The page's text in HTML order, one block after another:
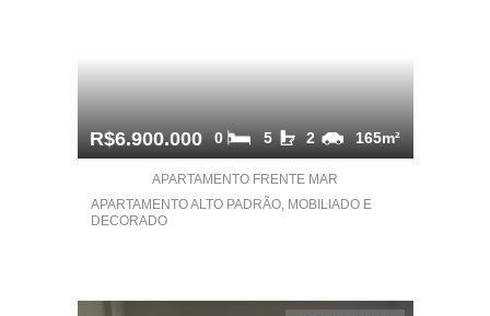
R$6.900.000 165m²
2
5
0
APARTAMENTO FRENTE MAR
APARTAMENTO ALTO PADRÃO, MOBILIADO E
DECORADO